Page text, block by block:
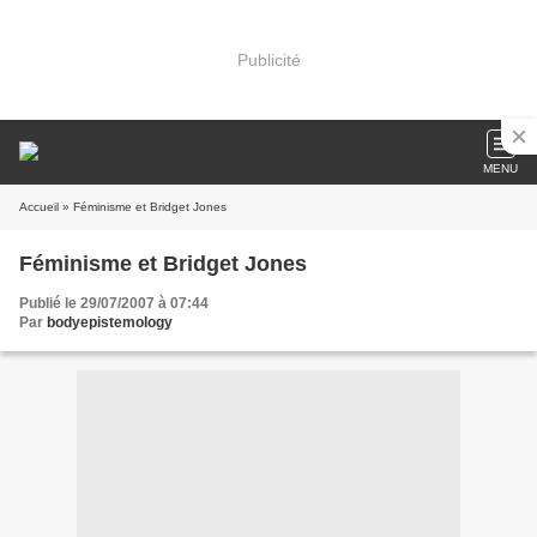
Publicité
MENU
Accueil » Féminisme et Bridget Jones
Féminisme et Bridget Jones
Publié le 29/07/2007 à 07:44
Par bodyepistemology